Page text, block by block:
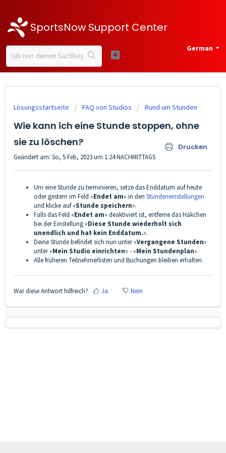
SportsNow Support Center
German
Lösungsstartseite FAQ von Studios Rund um Stunden
Wie kann ich eine Stunde stoppen, ohne
sie zu löschen?
Drucken
Geändert am: So, 5 Feb, 2023 um 1:24 NACHMITTAGS
Um eine Stunde zu terminieren, setze das Enddatum auf heute
oder gestern im Feld «Endet am» in den Stundeneinstellungen
und klicke auf «Stunde speichern».
Falls das Feld «Endet am» deaktiviert ist, entferne das Häkchen
bei der Einstellung «Diese Stunde wiederholt sich
unendlich und hat kein Enddatum.».
Deine Stunde befindet sich nun unter «Vergangene Stunden»
unter «Mein Studio einrichten» - «Mein Stundenplan».
Alle früheren Teilnehmerlisten und Buchungen bleiben erhalten.
War diese Antwort hilfreich? Ja Nein